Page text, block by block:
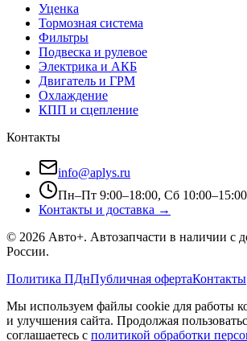
Уценка
Тормозная система
Фильтры
Подвеска и рулевое
Электрика и АКБ
Двигатель и ГРМ
Охлаждение
КПП и сцепление
Контакты
info@aplys.ru
Пн–Пт 9:00–18:00, Сб 10:00–15:00
Контакты и доставка →
© 2026 Авто+. Автозапчасти в наличии с
России.
Политика ПДнПубличная офертаКонтакты
Мы используем файлы cookie для работы
и улучшения сайта. Продолжая
соглашаетесь с политикой обработки